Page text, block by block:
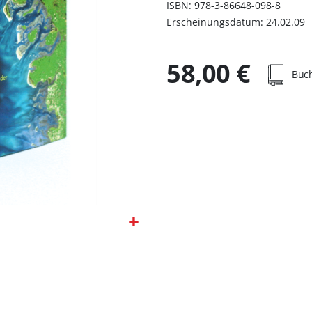
ISBN: 978-3-86648-098-8
Erscheinungsdatum: 24.02.09
58,00 €